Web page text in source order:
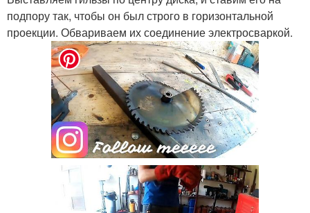
подпору так, чтобы он был строго в горизонтальной
проекции. Обвариваем их соединение электросваркой.